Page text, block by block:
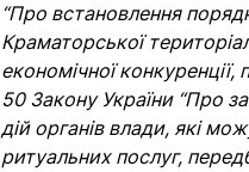
“Про встановлення
Краматорської
економічної
50 Закону України “Про
дій органів влади, які
ритуальних послуг,